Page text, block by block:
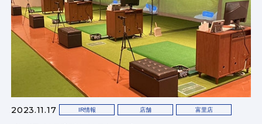
2023.11.17 IR情報 店舗 富里店